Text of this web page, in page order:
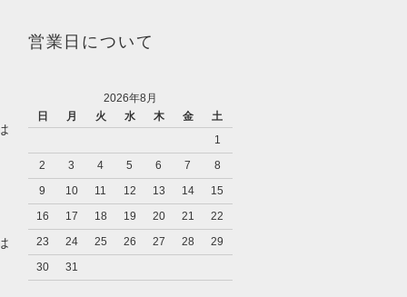
営業日について
2026年8月
日
月 火 水 木 金
土
1
2
3 4 5 6 7
8
9
10 11 12 13 14
15
16
17 18 19 20 21
22
23
24 25 26 27 28
29
30
31